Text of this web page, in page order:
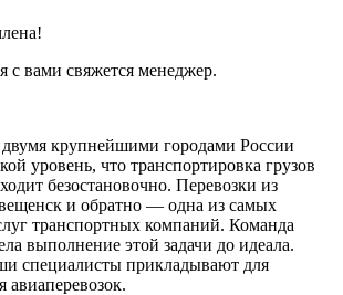
вами свяжется менеджер.
крупнейшими городами России
уровень, что транспортировка грузов
безостановочно. Перевозки из
и обратно — одна из самых
транспортных компаний. Команда
выполнение этой задачи до идеала.
специалисты прикладывают для
авиаперевозок.